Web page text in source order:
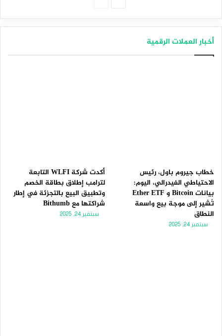
أخبار العملات الرقمية
خطاب جيروم باول، رئيس
الاحتياطي الفيدرالي، اليوم:
بيانات Bitcoin و Ether ETF
تُشير إلى موجة بيع واسعة
النطاق
سبتمبر 24, 2025
أكدت شركة WLFI التابعة
لترامب إطلاق بطاقة الخصم
وتطبيق البيع بالتجزئة في إطار
شراكتها مع Bithumb
سبتمبر 24, 2025